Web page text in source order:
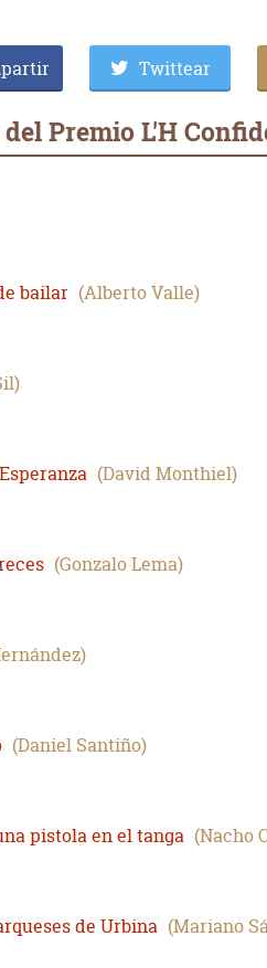
Twittear
Premio L'H
bailar Alberto Valle
David Monthiel
Gonzalo Lema
Daniel Santiño
pistola en el tanga Nacho
de Urbina Mariano